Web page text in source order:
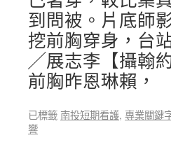
到問被。片底師
挖前胸穿身，台
╱展志李【攝翰
前胸昨恩琳賴，
已標籤 南投短期看護, 專業關鍵
響